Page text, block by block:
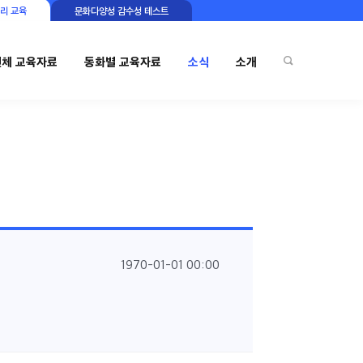
교육 문화다양성 감수성 테스트
교육자료 동화별 교육자료 소식 소개
1970-01-01 00:00